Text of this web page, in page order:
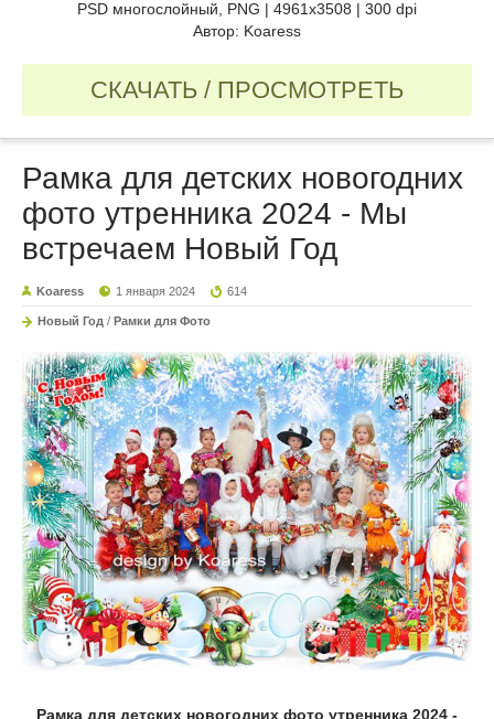
PSD многослойный, PNG | 4961x3508 | 300 dpi
Автор: Koaress
СКАЧАТЬ / ПРОСМОТРЕТЬ
Рамка для детских новогодних
фото утренника 2024 - Мы
встречаем Новый Год
Koaress 1 января 2024 614
Новый Год / Рамки для Фото
Рамка для детских новогодних фото утренника 2024 -